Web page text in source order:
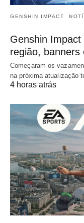
GENSHIN IMPACT
Genshin
região, banners
Começaram os
na próxima atualização
4 horas atrás